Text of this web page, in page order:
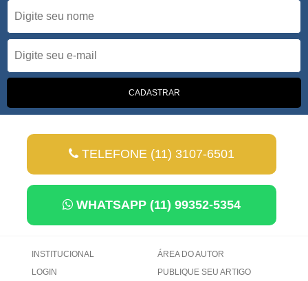
TELEFONE (11) 3107-6501
WHATSAPP (11) 99352-5354
INSTITUCIONAL
LOGIN
ÁREA DO AUTOR
PUBLIQUE SEU ARTIGO